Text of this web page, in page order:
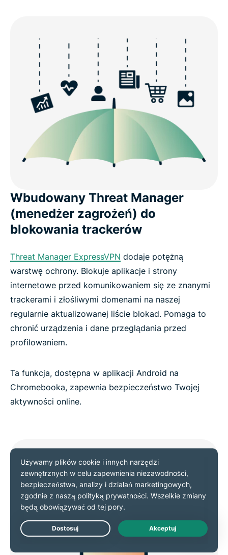
Wbudowany Threat Manager
(menedżer zagrożeń) do
blokowania trackerów
Threat Manager ExpressVPN dodaje potężną
warstwę ochrony. Blokuje aplikacje i strony
internetowe przed komunikowaniem się ze znanymi
trackerami i złośliwymi domenami na naszej
regularnie aktualizowanej liście blokad. Pomaga to
chronić urządzenia i dane przeglądania przed
profilowaniem.
Ta funkcja, dostępna w aplikacji Android na
Chromebooka, zapewnia bezpieczeństwo Twojej
aktywności online.
Live Chat